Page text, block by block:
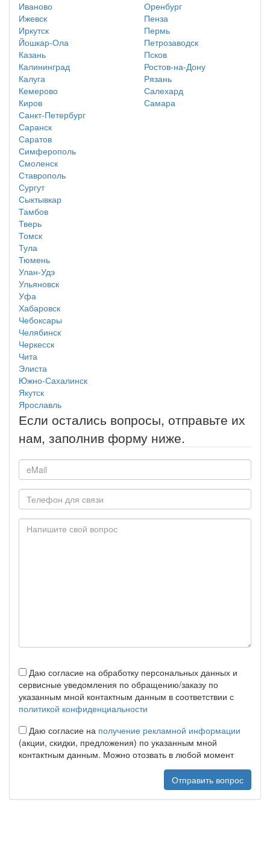
Иваново
Ижевск
Иркутск
Йошкар-Ола
Казань
Калининград
Калуга
Кемерово
Киров
Оренбург
Пенза
Пермь
Петрозаводск
Псков
Ростов-на-Дону
Рязань
Салехард
Самара
Санкт-Петербург
Саранск
Саратов
Симферополь
Смоленск
Ставрополь
Сургут
Сыктывкар
Тамбов
Тверь
Томск
Тула
Тюмень
Улан-Удэ
Ульяновск
Уфа
Хабаровск
Чебоксары
Челябинск
Черкесск
Чита
Элиста
Южно-Сахалинск
Якутск
Ярославль
Если остались вопросы, отправьте их
нам, заполнив форму ниже.
Даю согласие на обработку персональных данных и
сервисные уведомления по обращению/заказу по
указанным мной контактным данным в соответствии с
политикой конфиденциальности
Даю согласие на получение рекламной информации
(акции, скидки, предложения) по указанным мной
контактным данным. Можно отозвать в любой момент